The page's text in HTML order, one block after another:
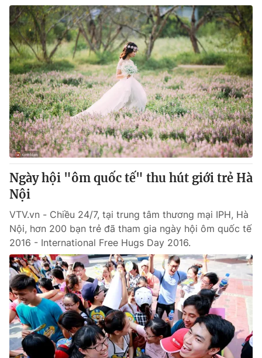
Ngày hội "ôm quốc tế" thu hút giới trẻ Hà
Nội
VTV.vn - Chiều 24/7, tại trung tâm thương mại IPH, Hà
Nội, hơn 200 bạn trẻ đã tham gia ngày hội ôm quốc tế
2016 - International Free Hugs Day 2016.